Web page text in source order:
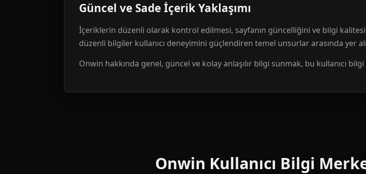
Güncel ve Sade İçerik Yaklaşımı
İçeriklerin düzenli olarak kontrol edilmesi, sayfanın güncelliğini ve bilgi
düzenli bilgiler kullanıcı deneyimini güçlendiren temel unsurlar arasında yer
Onwin hakkında genel, güncel ve kolay anlaşılır bilgi sunmak, bu kullanıcı
Onwin Kullanıcı Bilgi